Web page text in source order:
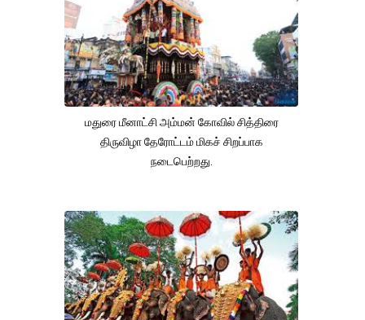
மதுரை மீனாட்சி அம்மன் கோவில் சித்திரை
திருவிழா தேரோட்டம் மிகச் சிறப்பாக
நடைபெற்றது.